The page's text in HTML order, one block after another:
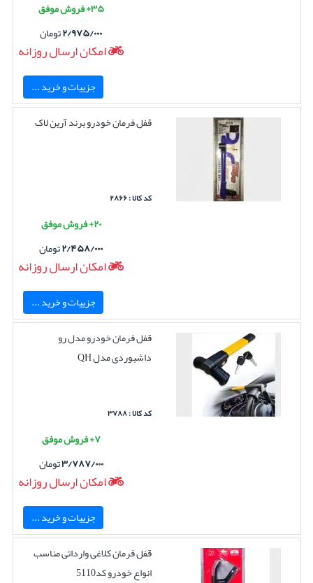
۳۵+ فروش موفق
۲/۹۷۵/۰۰۰تومان
امکان ارسال روزانه
جزییات و خرید ...
قفل فرمان خودرو برند آرین لاک
کد کالا : ۲۸۶۶
۲۰+ فروش موفق
۲/۴۵۸/۰۰۰تومان
امکان ارسال روزانه
جزییات و خرید ...
قفل فرمان خودرو مدل رو
داشبوردی مدل QH
کد کالا : ۳۷۸۸
۷+ فروش موفق
۳/۷۸۷/۰۰۰تومان
امکان ارسال روزانه
جزییات و خرید ...
قفل فرمان کلاغی وارداتی مناسب
انواع خودرو کد5110